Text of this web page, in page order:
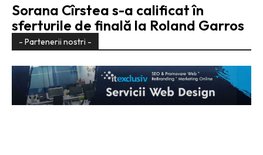
Sorana Cîrstea s-a calificat în
sferturile de finală la Roland Garros
- Partenerii nostri -